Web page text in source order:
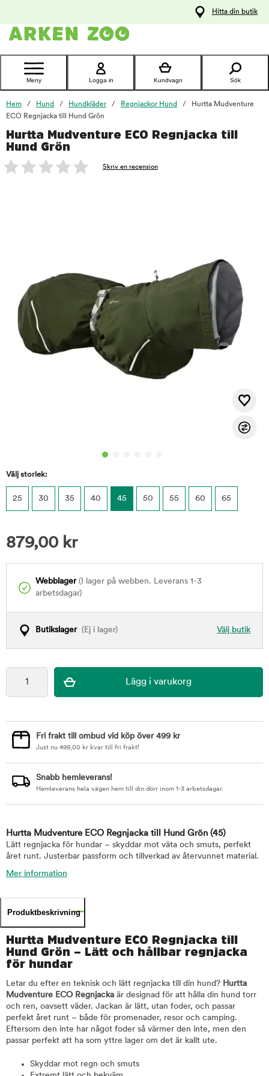
Kontakta
Hitta din butik
Meny Logga in Kundvagn Sök
Hem Hund Hundkläder Regnjackor Hund
Hurtta Mudventure
ECO Regnjacka till Hund Grön
Hurtta Mudventure ECO Regnjacka till
Hund Grön
Skriv en recension
Välj storlek:
25 30 35 40 45 50 55 60 65
879,00 kr
Webblager(I lager på webben. Leverans 1-3
arbetsdagar)
Välj butik
Butikslager(Ej i lager)
foo
Fri frakt till ombud vid köp över 499 kr
Just nu 499,00 kr kvar till fri frakt!
Snabb hemleverans!
Hemleverans hela vägen hem till din dörr inom 1-3 arbetsdagar.
Hurtta Mudventure ECO Regnjacka till Hund Grön (45)
Lätt regnjacka för hundar – skyddar mot väta och smuts, perfekt
året runt. Justerbar passform och tillverkad av återvunnet material.
Mer information
Produktbeskrivning
Hurtta Mudventure ECO Regnjacka till
Hund Grön – Lätt och hållbar regnjacka
för hundar
Letar du efter en teknisk och lätt regnjacka till din hund? Hurtta
Mudventure ECO Regnjacka är designad för att hålla din hund torr
och ren, oavsett väder. Jackan är lätt, utan foder, och passar
perfekt året runt – både för promenader, resor och camping.
Eftersom den inte har något foder så värmer den inte, men den
passar perfekt att ha som yttre lager om det är kallt ute.
Skyddar mot regn och smuts